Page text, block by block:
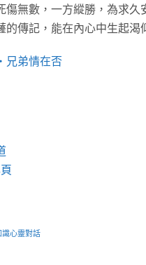
傷無數，一方縱勝，為求
的傳記，能在內心中生起
兄弟情在否
識心靈對話